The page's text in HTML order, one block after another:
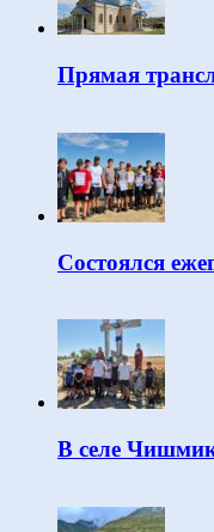
Прямая
Состоялся
В селе